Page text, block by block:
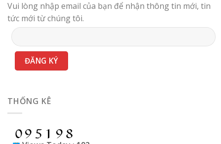
Vui lòng nhập email của bạn để nhận thông tin mới, tin
tức mới từ chúng tôi.
THỐNG KÊ